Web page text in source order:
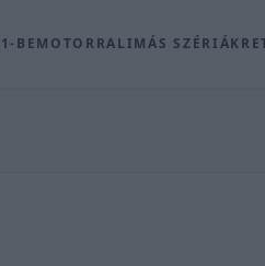
BEMOTORRALIMÁS SZÉRIÁK